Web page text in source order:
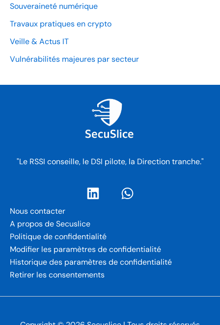
Souveraineté numérique
Travaux pratiques en crypto
Veille & Actus IT
Vulnérabilités majeures par secteur
"Le RSSI conseille, le DSI pilote, la Direction tranche."
Nous contacter
A propos de Secuslice
Politique de confidentialité
Modifier les paramètres de confidentialité
Historique des paramètres de confidentialité
Retirer les consentements